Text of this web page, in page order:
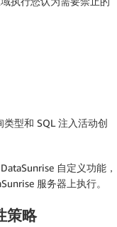
型和 SQL 注入活动创
自定义功能，
服务器上执行。
策略